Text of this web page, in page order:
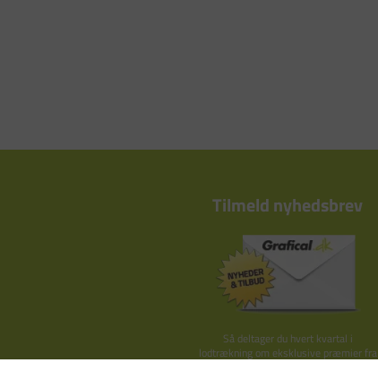
Tilmeld nyhedsbrev
Så deltager du hvert kvartal i
lodtrækning om eksklusive præmier fra